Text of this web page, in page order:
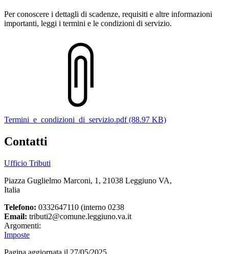
Per conoscere i dettagli di scadenze, requisiti e altre informazioni
importanti, leggi i termini e le condizioni di servizio.
Termini_e_condizioni_di_servizio.pdf (88.97 KB)
Contatti
Ufficio Tributi
Piazza Guglielmo Marconi, 1, 21038 Leggiuno VA,
Italia
Telefono: 0332647110 (interno 0238
Email: tributi2@comune.leggiuno.va.it
Argomenti:
Imposte
Pagina aggiornata il 27/05/2025